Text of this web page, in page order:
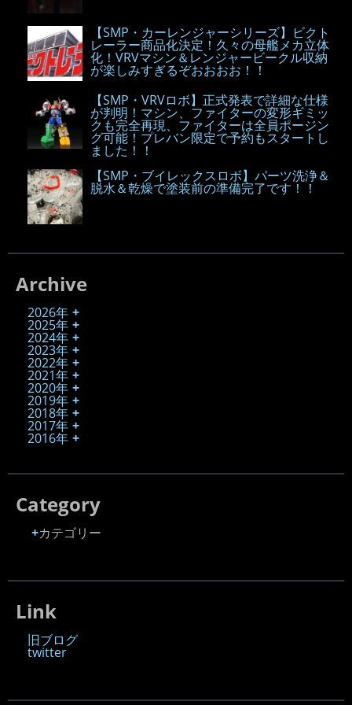
【SMP・カーレンジャーシリーズ】ビクト
レーラー商品化決定！久々の母艦メカ立体
化！VRVマシン＆レンジャービークル収納
が楽しみすぎるぞおおおお！！
【SMP・VRVロボ】正式発表で詳細な仕様
が判明！マシン、ファイターの変形ギミッ
クも完全再現、ファイターは全員ポージン
グ可能！プレバン限定で予約もスタートし
ました！！
【SMP・ブイレックスロボ】パーツ洗浄＆
脱水＆乾燥で塗装前の準備完了です！！
Archive
2026年
2025年
2024年
2023年
2022年
2021年
2020年
2019年
2018年
2017年
2016年
Category
カテゴリー
Link
旧ブログ
twitter